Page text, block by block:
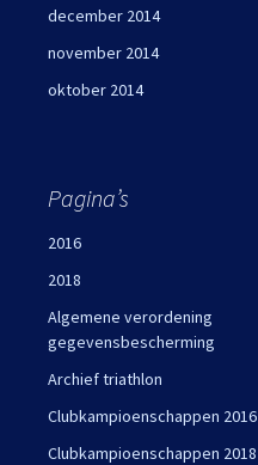
december 2014
november 2014
oktober 2014
Pagina’s
2016
2018
Algemene verordening
gegevensbescherming
Archief triathlon
Clubkampioenschappen 2016
Clubkampioenschappen 2018